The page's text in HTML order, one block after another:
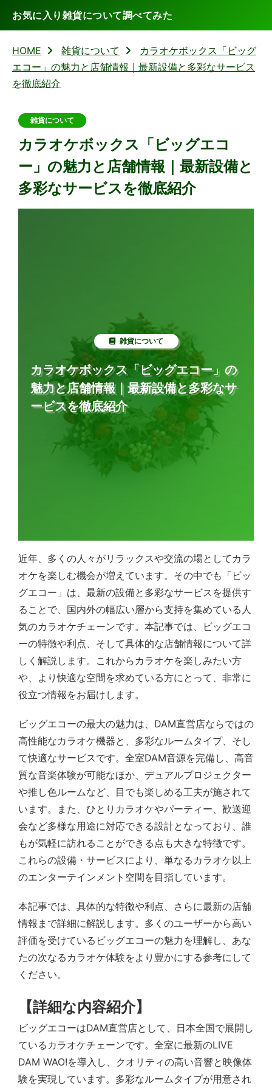
お気に入り雑貨について調べてみた
HOME 雑貨について
カラオケボックス「ビッグ
エコー」の魅力と店舗情報｜最新設備と多彩なサービス
を徹底紹介
雑貨について
カラオケボックス「ビッグエコ
ー」の魅力と店舗情報｜最新設備と
多彩なサービスを徹底紹介
雑貨について
カラオケボックス「ビッグエコー」の
魅力と店舗情報｜最新設備と多彩なサ
ービスを徹底紹介
近年、多くの人々がリラックスや交流の場としてカラ
オケを楽しむ機会が増えています。その中でも「ビッ
グエコー」は、最新の設備と多彩なサービスを提供す
ることで、国内外の幅広い層から支持を集めている人
気のカラオケチェーンです。本記事では、ビッグエコ
ーの特徴や利点、そして具体的な店舗情報について詳
しく解説します。これからカラオケを楽しみたい方
や、より快適な空間を求めている方にとって、非常に
役立つ情報をお届けします。
ビッグエコーの最大の魅力は、DAM直営店ならではの
高性能なカラオケ機器と、多彩なルームタイプ、そし
て快適なサービスです。全室DAM音源を完備し、高音
質な音楽体験が可能なほか、デュアルプロジェクター
や推し色ルームなど、目でも楽しめる工夫が施されて
います。また、ひとりカラオケやパーティー、歓送迎
会など多様な用途に対応できる設計となっており、誰
もが気軽に訪れることができる点も大きな特徴です。
これらの設備・サービスにより、単なるカラオケ以上
のエンターテインメント空間を目指しています。
本記事では、具体的な特徴や利点、さらに最新の店舗
情報まで詳細に解説します。多くのユーザーから高い
評価を受けているビッグエコーの魅力を理解し、あな
たの次なるカラオケ体験をより豊かにする参考にして
ください。
【詳細な内容紹介】
ビッグエコーはDAM直営店として、日本全国で展開し
ているカラオケチェーンです。全室に最新のLIVE
DAM WAO!を導入し、クオリティの高い音響と映像体
験を実現しています。多彩なルームタイプが用意され